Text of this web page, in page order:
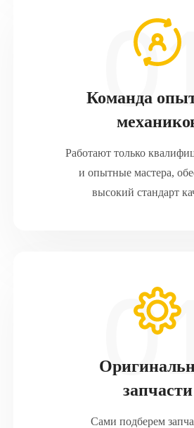
Команда
Работают только
и опытные мастера,
высокий стандарт
запчасти
Сами подберем